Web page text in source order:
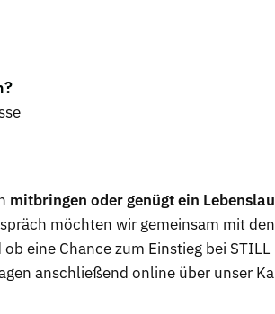
mitbringen oder genügt ein
möchten wir gemeinsam mit
eine Chance zum Einstieg bei
anschließend online über unser